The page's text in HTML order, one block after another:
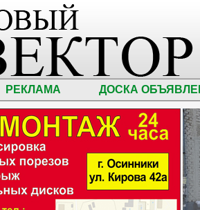
РЕКЛАМА ДОСКА